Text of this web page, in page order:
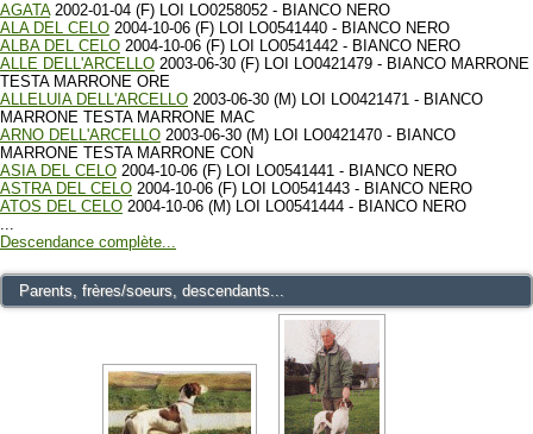
AGATA2002-01-04 (F) LOI LO0258052 - BIANCO NERO
ALA DEL CELO 2004-10-06 (F) LOI LO0541440 - BIANCO NERO
ALBA DEL CELO 2004-10-06 (F) LOI LO0541442 - BIANCO NERO
ALLE DELL'ARCELLO 2003-06-30 (F) LOI LO0421479 - BIANCO MARRONE
TESTA MARRONE ORE
ALLELUIA DELL'ARCELLO 2003-06-30 (M) LOI LO0421471 - BIANCO
MARRONE TESTA MARRONE MAC
ARNO DELL'ARCELLO 2003-06-30 (M) LOI LO0421470 - BIANCO
MARRONE TESTA MARRONE CON
ASIA DEL CELO 2004-10-06 (F) LOI LO0541441 - BIANCO NERO
ASTRA DEL CELO 2004-10-06 (F) LOI LO0541443 - BIANCO NERO
ATOS DEL CELO 2004-10-06 (M) LOI LO0541444 - BIANCO NERO
...
Descendance complète...
Parents, frères/soeurs, descendants...